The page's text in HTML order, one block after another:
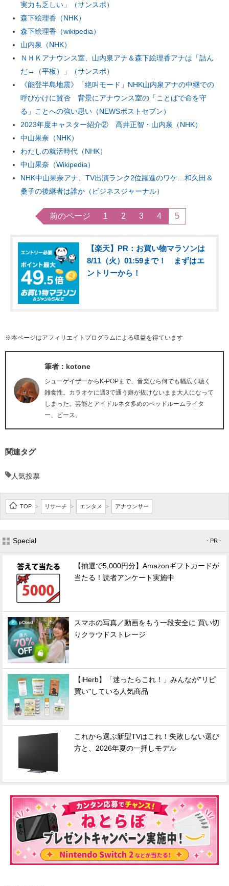
実力も乏しい」（サンスポ）
森下絵理香（NHK）
森下絵理香（wikipedia）
山内泉（NHK）
ＮＨＫアナウンス室、山内泉アナ＆森下絵理香アナは「詰ん
だ→（平板）」（サンスポ）
《能登半島地震》「絶叫モード」NHK山内泉アナの中継での
呼びかけに賛否 背景にアナウンス室の「ことばで命を守
る」ことへの強い思い（NEWSポストセブン）
2023年度キャスター紹介② 高井正智・山内泉（NHK）
中山果奈（NHK）
わたしの就活時代（NHK）
中山果奈（Wikipedia）
NHK中山果奈アナ、TV出演ランク2位躍進のワケ…和久田＆
桑子の後継者は誰か（ビジネスジャーナル）
前のページ 1 2 3 4 5
【楽天】PR：お買い物マラソンは
8/11（火）01:59まで！ まずはエ
ントリーから！
※本ページはアフィリエイトプログラムによる収益を得ています
筆者：kotone
シューゲイザーからK-POPまで、音楽なら何でも幅広く聴く
雑食性。カラオケに週3で通う癖が抜けないまま大人になって
しまった。芸能とアイドルネタ多めのベッドルームライタ
ー、ピース。
関連タグ
人気投票
TOP > リサーチ > エンタメ > アナウンサー
Special - PR -
【抽選で5,000円分】Amazonギフトカードが
当たる！読者アンケート実施中
スマホの写真／動画をもう一段安全に 買い切
りクラウドストレージ
【iHerb】「迷ったらこれ！」みんなが"リピ
買い"している人気商品
これから選ぶ新型TVはこれ！失敗しない選び
方と、2026年夏の一押しモデル